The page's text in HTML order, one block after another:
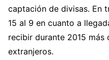
captación de divisas. En
15 al 9 en cuanto a
recibir durante 2015
extranjeros.